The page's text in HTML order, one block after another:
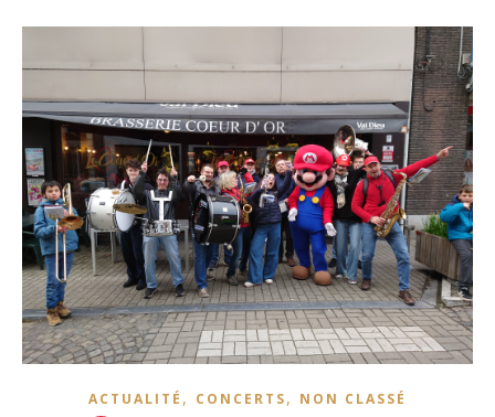
ACTUALITÉ , CONCERTS, NON CLASSÉ